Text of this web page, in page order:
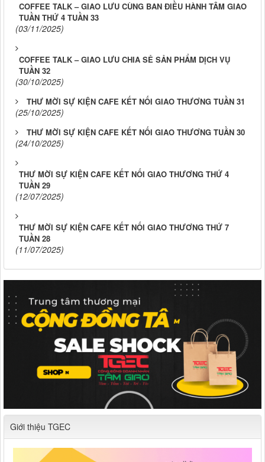
COFFEE TALK – GIAO LƯU CÙNG BAN ĐIỀU HÀNH TÂM GIAO
TUẦN THỨ 4 TUẦN 33
(03/11/2025)
COFFEE TALK – GIAO LƯU CHIA SẺ SẢN PHẨM DỊCH VỤ
TUẦN 32
(30/10/2025)
THƯ MỜI SỰ KIỆN CAFE KẾT NỐI GIAO THƯƠNG TUẦN 31
(25/10/2025)
THƯ MỜI SỰ KIỆN CAFE KẾT NỐI GIAO THƯƠNG TUẦN 30
(24/10/2025)
THƯ MỜI SỰ KIỆN CAFE KẾT NỐI GIAO THƯƠNG THỨ 4
TUẦN 29
(12/07/2025)
THƯ MỜI SỰ KIỆN CAFE KẾT NỐI GIAO THƯƠNG THỨ 7
TUẦN 28
(11/07/2025)
Giới thiệu TGEC